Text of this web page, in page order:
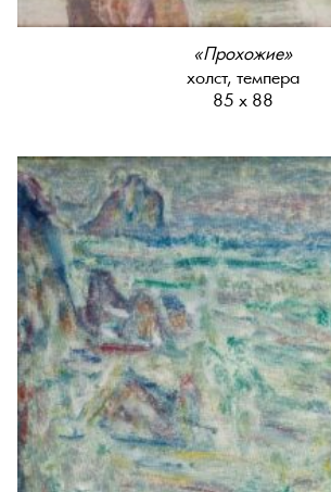
«Прохожие»
холст, темпера
85 х 88